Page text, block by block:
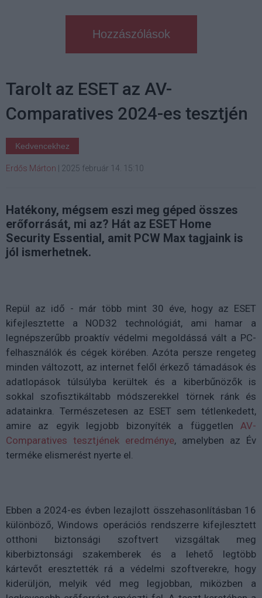
Hozzászólások
Tarolt az ESET az AV-
Comparatives 2024-es tesztjén
Kedvencekhez
Erdős Márton 2025 február 14. 15:10
Hatékony, mégsem eszi meg géped összes
erőforrását, mi az? Hát az ESET Home
Security Essential, amit PCW Max tagjaink is
jól ismerhetnek.
Repül az idő - már több mint 30 éve, hogy az ESET
kifejlesztette a NOD32 technológiát, ami hamar a
legnépszerűbb proaktív védelmi megoldássá vált a PC-
felhasználók és cégek körében. Azóta persze rengeteg
minden változott, az internet felől érkező támadások és
adatlopások túlsúlyba kerültek és a kiberbűnözők is
sokkal szofisztikáltabb módszerekkel törnek ránk és
adatainkra. Természetesen az ESET sem tétlenkedett,
amire az egyik legjobb bizonyíték a független AV-
Comparatives tesztjének eredménye, amelyben az Év
terméke elismerést nyerte el.
Ebben a 2024-es évben lezajlott összehasonlításban 16
különböző, Windows operációs rendszerre kifejlesztett
otthoni biztonsági szoftvert vizsgáltak meg
kiberbiztonsági szakemberek és a lehető legtöbb
kártevőt eresztették rá a védelmi szoftverekre, hogy
kiderüljön, melyik véd meg legjobban, miközben a